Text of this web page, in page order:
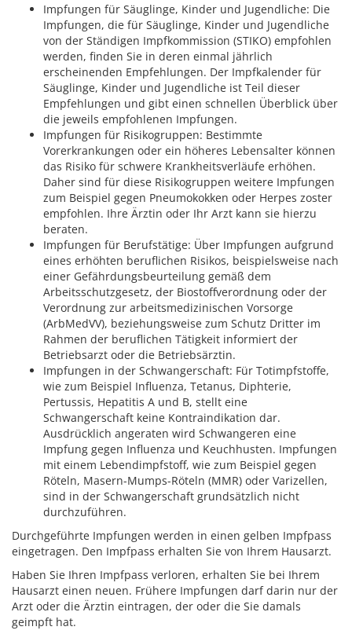
Impfungen für Säuglinge, Kinder und Jugendliche: Die
Impfungen, die für Säuglinge, Kinder und Jugendliche
von der Ständigen Impfkommission (STIKO) empfohlen
werden, finden Sie in deren einmal jährlich
erscheinenden Empfehlungen. Der Impfkalender für
Säuglinge, Kinder und Jugendliche ist Teil dieser
Empfehlungen und gibt einen schnellen Überblick über
die jeweils empfohlenen Impfungen.
Impfungen für Risikogruppen: Bestimmte
Vorerkrankungen oder ein höheres Lebensalter können
das Risiko für schwere Krankheitsverläufe erhöhen.
Daher sind für diese Risikogruppen weitere Impfungen
zum Beispiel gegen Pneumokokken oder Herpes zoster
empfohlen. Ihre Ärztin oder Ihr Arzt kann sie hierzu
beraten.
Impfungen für Berufstätige: Über Impfungen aufgrund
eines erhöhten beruflichen Risikos, beispielsweise nach
einer Gefährdungsbeurteilung gemäß dem
Arbeitsschutzgesetz, der Biostoffverordnung oder der
Verordnung zur arbeitsmedizinischen Vorsorge
(ArbMedVV), beziehungsweise zum Schutz Dritter im
Rahmen der beruflichen Tätigkeit informiert der
Betriebsarzt oder die Betriebsärztin.
Impfungen in der Schwangerschaft: Für Totimpfstoffe,
wie zum Beispiel Influenza, Tetanus, Diphterie,
Pertussis, Hepatitis A und B, stellt eine
Schwangerschaft keine Kontraindikation dar.
Ausdrücklich angeraten wird Schwangeren eine
Impfung gegen Influenza und Keuchhusten. Impfungen
mit einem Lebendimpfstoff, wie zum Beispiel gegen
Röteln, Masern-Mumps-Röteln (MMR) oder Varizellen,
sind in der Schwangerschaft grundsätzlich nicht
durchzuführen.
Durchgeführte Impfungen werden in einen gelben Impfpass
eingetragen. Den Impfpass erhalten Sie von Ihrem Hausarzt.
Haben Sie Ihren Impfpass verloren, erhalten Sie bei Ihrem
Hausarzt einen neuen. Frühere Impfungen darf darin nur der
Arzt oder die Ärztin eintragen, der oder die Sie damals
geimpft hat.